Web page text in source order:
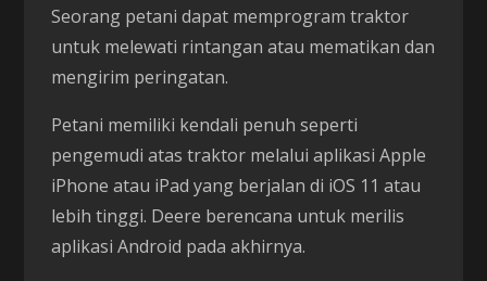
Seorang petani dapat memprogram traktor
untuk melewati rintangan atau mematikan dan
mengirim peringatan.
Petani memiliki kendali penuh seperti
pengemudi atas traktor melalui aplikasi Apple
iPhone atau iPad yang berjalan di iOS 11 atau
lebih tinggi. Deere berencana untuk merilis
aplikasi Android pada akhirnya.